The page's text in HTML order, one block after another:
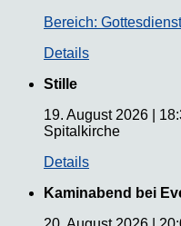
Bereich:
Details
Stille
19. August 2026
Spitalkirche
Details
Kaminabend bei